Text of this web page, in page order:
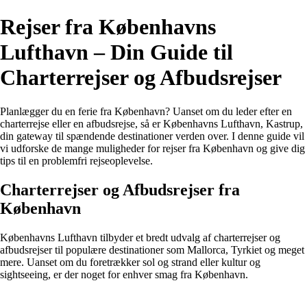
Rejser fra Københavns
Lufthavn – Din Guide til
Charterrejser og Afbudsrejser
Planlægger du en ferie fra København? Uanset om du leder efter en
charterrejse eller en afbudsrejse, så er Københavns Lufthavn, Kastrup,
din gateway til spændende destinationer verden over. I denne guide vil
vi udforske de mange muligheder for rejser fra København og give dig
tips til en problemfri rejseoplevelse.
Charterrejser og Afbudsrejser fra
København
Københavns Lufthavn tilbyder et bredt udvalg af charterrejser og
afbudsrejser til populære destinationer som Mallorca, Tyrkiet og meget
mere. Uanset om du foretrækker sol og strand eller kultur og
sightseeing, er der noget for enhver smag fra København.